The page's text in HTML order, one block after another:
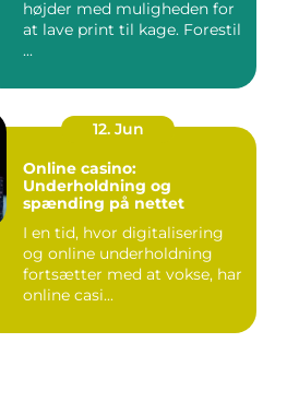
højder med muligheden for
at lave print til kage. Forestil
...
12. Jun
Online casino:
Underholdning og
spænding på nettet
I en tid, hvor digitalisering
og online underholdning
fortsætter med at vokse, har
online casi...